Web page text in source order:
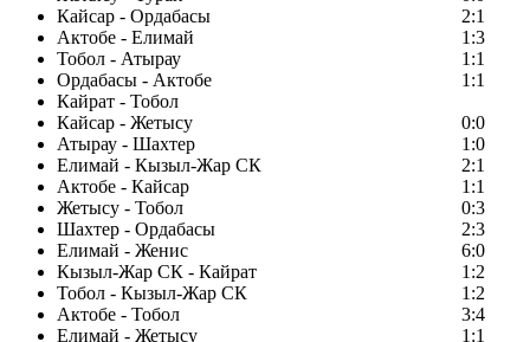
Кайсар - Ордабасы
2:1
Актобе - Елимай
1:3
Тобол - Атырау
1:1
Ордабасы - Актобе
1:1
Кайрат - Тобол
Кайсар - Жетысу
0:0
Атырау - Шахтер
1:0
Елимай - Кызыл-Жар СК
2:1
Актобе - Кайсар
1:1
Жетысу - Тобол
0:3
Шахтер - Ордабасы
2:3
Елимай - Женис
6:0
Кызыл-Жар СК - Кайрат
1:2
Тобол - Кызыл-Жар СК
1:2
Актобе - Тобол
3:4
Елимай - Жетысу
1:1